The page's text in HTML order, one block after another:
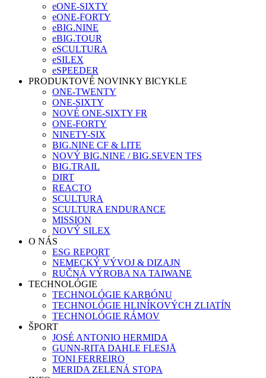
eONE-SIXTY
eONE-FORTY
eBIG.NINE
eBIG.TOUR
eSCULTURA
eSILEX
eSPEEDER
PRODUKTOVÉ NOVINKY BICYKLE
ONE-TWENTY
ONE-SIXTY
NOVÉ ONE-SIXTY FR
ONE-FORTY
NINETY-SIX
BIG.NINE CF & LITE
NOVÝ BIG.NINE / BIG.SEVEN TFS
BIG.TRAIL
DIRT
REACTO
SCULTURA
SCULTURA ENDURANCE
MISSION
NOVÝ SILEX
O NÁS
ESG REPORT
NEMECKÝ VÝVOJ & DIZAJN
RUČNÁ VÝROBA NA TAIWANE
TECHNOLÓGIE
TECHNOLÓGIE KARBÓNU
TECHNOLÓGIE HLINÍKOVÝCH ZLIATÍN
TECHNOLÓGIE RÁMOV
ŠPORT
JOSÉ ANTONIO HERMIDA
GUNN-RITA DAHLE FLESJÅ
TONI FERREIRO
MERIDA ZELENÁ STOPA